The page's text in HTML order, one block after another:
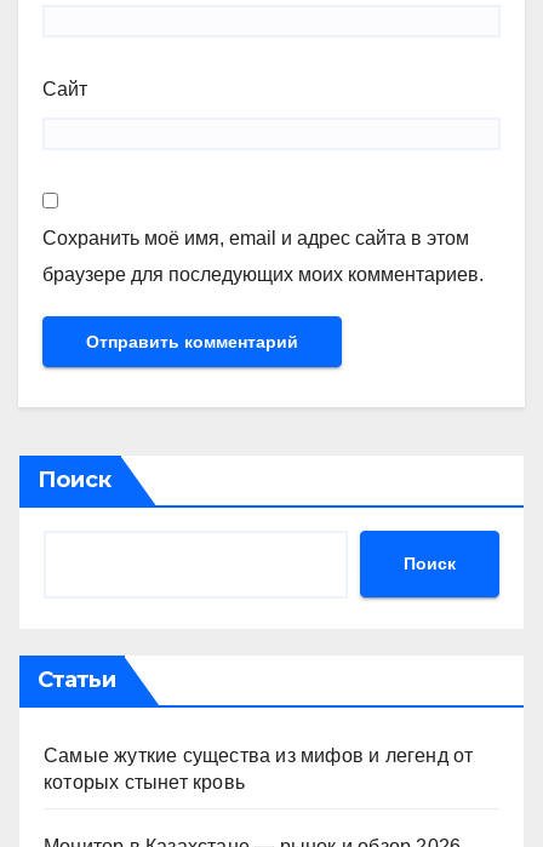
Сайт
Сохранить моё имя, email и адрес сайта в этом
браузере для последующих моих комментариев.
Поиск
Поиск
Статьи
Самые жуткие существа из мифов и легенд от
которых стынет кровь